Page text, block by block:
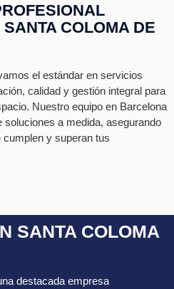
COLOMA DE
el estándar en servicios
calidad y gestión integral para
Nuestro equipo en Barcelona
a medida, asegurando
y superan tus
SANTA COLOMA
destacada empresa